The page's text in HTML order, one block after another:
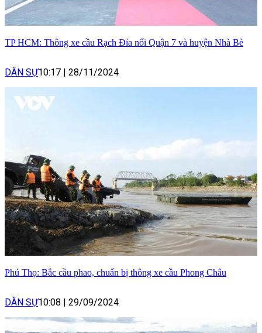
TP HCM: Thông xe cầu Rạch Đỉa nối Quận 7 và huyện Nhà Bè
DÂN SỰ10:17 | 28/11/2024
Phú Thọ: Bắc cầu phao, chuẩn bị thông xe cầu Phong Châu
DÂN SỰ10:08 | 29/09/2024